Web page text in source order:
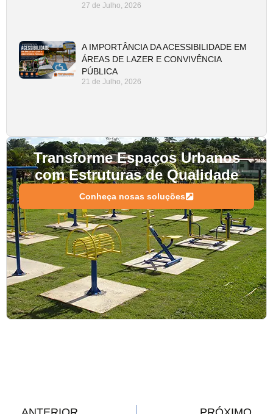
27 de Julho, 2026
A IMPORTÂNCIA DA ACESSIBILIDADE EM
ÁREAS DE LAZER E CONVIVÊNCIA
PÚBLICA
21 de Julho, 2026
Transforme Espaços Urbanos
com Estruturas de Qualidade
Conheça nosas soluções